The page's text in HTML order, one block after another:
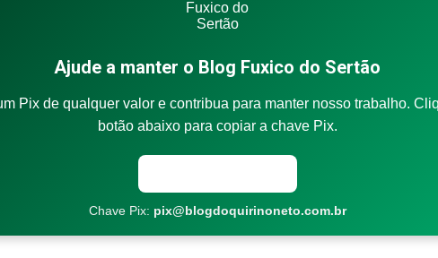
Ajude a manter o Blog Fuxico do Sertão
Pix de qualquer valor e contribua para manter nosso trabalho.
botão abaixo para copiar a chave Pix.
Chave Pix: pix@blogdoquirinoneto.com.br